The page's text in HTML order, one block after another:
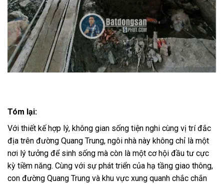
Tóm lại:
Với thiết kế hợp lý, không gian sống tiện nghi cùng vị trí đắc
địa trên đường Quang Trung, ngôi nhà này không chỉ là một
nơi lý tưởng để sinh sống mà còn là một cơ hội đầu tư cực
kỳ tiềm năng. Cùng với sự phát triển của hạ tầng giao thông,
con đường Quang Trung và khu vực xung quanh chắc chắn